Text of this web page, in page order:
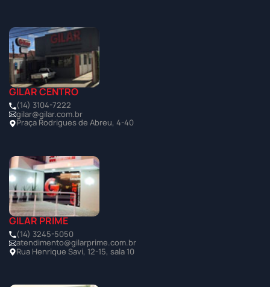
GILAR CENTRO
(14) 3104-7222
gilar@gilar.com.br
Praça Rodrigues de Abreu, 4-40
GILAR PRIME
(14) 3245-5050
atendimento@gilarprime.com.br
Rua Henrique Savi, 12-15, sala 10